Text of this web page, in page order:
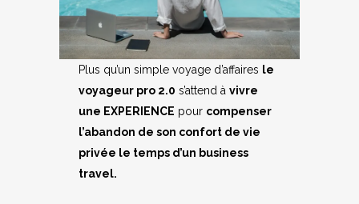
Plus qu’un simple voyage d’affaires le
voyageur pro 2.0 s’attend à vivre
une EXPERIENCE pour compenser
l’abandon de son confort de vie
privée le temps d’un business
travel.